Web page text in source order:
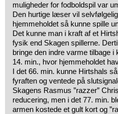
muligheder for fodboldspil var
Den hurtige læser vil
hjemmeholdet så kunne spille
Det kunne man i kraft af et
fysik end Skagen spillerne.
bringe den indre varme tilbage
14. min., hvor hjemmeholdet
I det 66. min. kunne Hirtshals
fyraften og ventede på
Skagens Rasmus ”razzer”
reducering, men i det 77. min.
armen kostede et gult kort og